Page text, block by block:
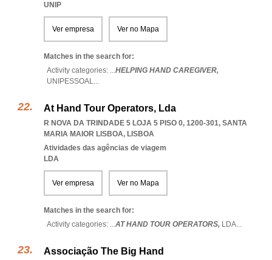
UNIP
Ver empresa Ver no Mapa
Matches in the search for:
Activity categories: ...HELPING HAND CAREGIVER,
UNIPESSOAL...
At Hand Tour Operators, Lda
R NOVA DA TRINDADE 5 LOJA 5 PISO 0, 1200-301, SANTA
MARIA MAIOR LISBOA, LISBOA
Atividades das agências de viagem
LDA
Ver empresa Ver no Mapa
Matches in the search for:
Activity categories: ...AT HAND TOUR OPERATORS, LDA...
Associação The Big Hand